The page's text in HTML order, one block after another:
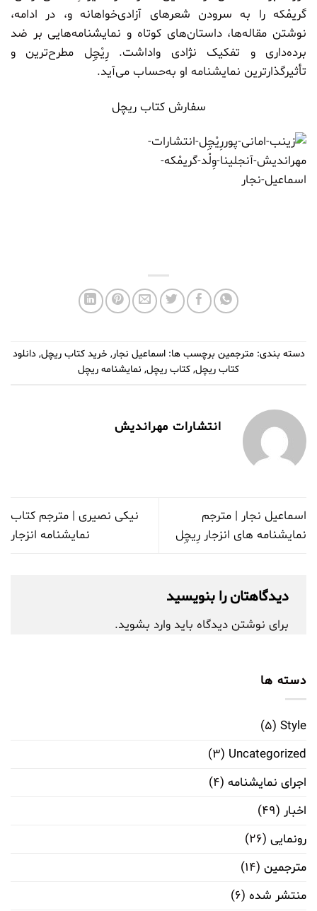
گریمْکه را به سرودن شعرهای آزادی‌خواهانه و، در ادامه،
نوشتن مقاله‌ها، داستان‌های کوتاه و نمایشنامه‌هایی بر ضد
برده‌داری و تفکیک نژادی وا‌داشت. رِیْچِل مطرح‌ترین و
تأثیرگذارترین نمایشنامه او به‌حساب می‌آید.
سفارش کتاب ریچل
دسته بندی: مترجمین برچسب ها:اسماعیل نجار, خرید کتاب ریچل,دانلود
کتاب ریچل, کتاب ریچل, نمایشنامه ریچل
انتشارات مهراندیش
اسماعیل نجار | مترجم
نمایشنامه های انزجار رِیچِل
نیکی نصیری | مترجم کتاب
نمایشنامه انزجار
دیدگاهتان را بنویسید
برای نوشتن دیدگاه باید وارد بشوید.
دسته ها
Style (۵)
Uncategorized (۳)
اجرای نمایشنامه (۴)
اخبار (۴۹)
رونمایی (۲۶)
مترجمین (۱۴)
منتشر شده (۶)